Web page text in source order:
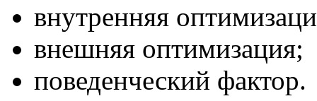
внутренняя
внешняя оптимизация;
поведенческий фактор.